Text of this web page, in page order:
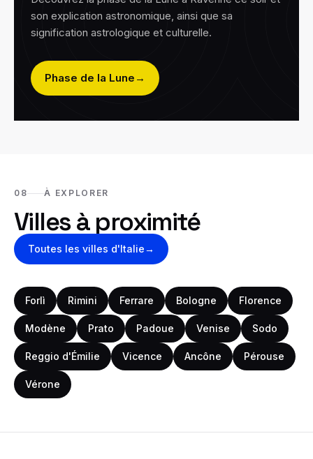
son explication astronomique, ainsi que sa
signification astrologique et culturelle.
Phase de la Lune →
08 À EXPLORER
Villes à proximité
Toutes les villes d'Italie→
Forlì Rimini Ferrare Bologne Florence
Modène Prato Padoue Venise Sodo
Reggio d'Émilie Vicence Ancône Pérouse
Vérone